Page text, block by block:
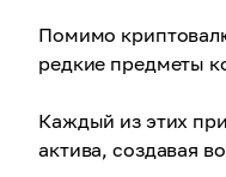
Помимо
редкие предметы
Каждый из этих
актива, создавая